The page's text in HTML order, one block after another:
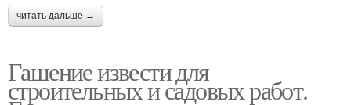
читать дальше →
Гашение извести для
строительных и садовых работ.